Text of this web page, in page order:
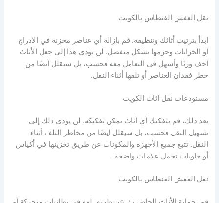
نقل العفش الفنطاس بالكويت
ابدأ بترتيب أثاثك وتنظيفه. قم بإزالة أي عناصر مخزنة في الأدراج
أو الخزانات وحزمها بشكل منفصل. لن يؤدي هذا إلى جعل الأثاث
أخف وزنًا وأسهل في التعامل معه فحسب، بل سيقلل أيضًا من
خطر فقدان العناصر أو تلفها أثناء النقل.
مستودعات نقل اثاث الكويت
بعد ذلك، قم بتفكيك أي أثاث يمكن تفكيكه. لن يؤدي ذلك إلى
تسهيل النقل فحسب، بل سيقلل أيضًا من مخاطر التلف أثناء
النقل. تتبع جميع الأجهزة والمكونات عن طريق تخزينها في أكياس
أو حاويات تحمل علامات واضحة.
نقل العفش الفنطاس بالكويت